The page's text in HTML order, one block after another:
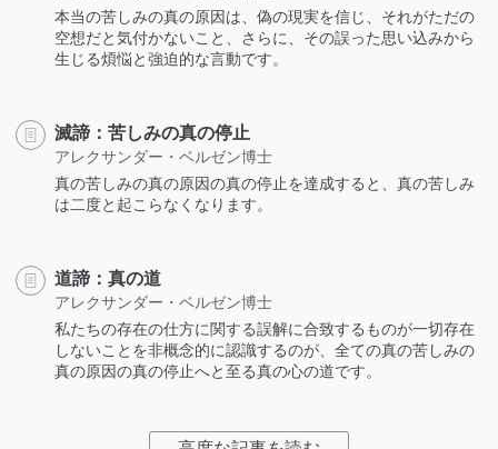
本当の苦しみの真の原因は、偽の現実を信じ、それがただの
空想だと気付かないこと、さらに、その誤った思い込みから
生じる煩悩と強迫的な言動です。
滅諦：苦しみの真の停止
アレクサンダー・ベルゼン博士
真の苦しみの真の原因の真の停止を達成すると、真の苦しみ
は二度と起こらなくなります。
道諦：真の道
アレクサンダー・ベルゼン博士
私たちの存在の仕方に関する誤解に合致するものが一切存在
しないことを非概念的に認識するのが、全ての真の苦しみの
真の原因の真の停止へと至る真の心の道です。